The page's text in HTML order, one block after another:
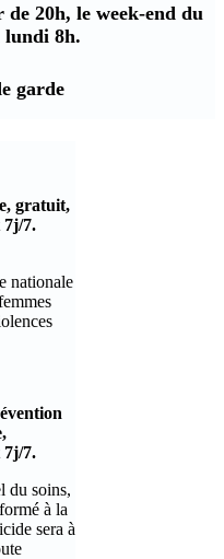
20h, le week-end du
lundi 8h.
garde
gratuit,
7j/7.
nationale
7j/7.
du soins,
à la
sera à